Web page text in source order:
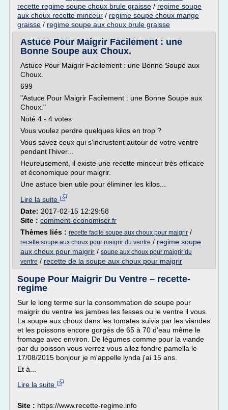
recette regime soupe choux brule graisse / regime soupe
aux choux recette minceur / regime soupe choux mange
graisse / regime soupe aux choux brule graisse
Astuce Pour Maigrir Facilement : une
Bonne Soupe aux Choux.
Astuce Pour Maigrir Facilement : une Bonne Soupe aux
Choux.
699
"Astuce Pour Maigrir Facilement : une Bonne Soupe aux
Choux."
Noté 4 - 4 votes
Vous voulez perdre quelques kilos en trop ?
Vous savez ceux qui s'incrustent autour de votre ventre
pendant l'hiver...
Heureusement, il existe une recette minceur très efficace
et économique pour maigrir.
Une astuce bien utile pour éliminer les kilos...
Lire la suite
Date: 2017-02-15 12:29:58
Site : comment-economiser.fr
Thèmes liés : recette facile soupe aux choux pour maigrir /
recette soupe aux choux pour maigrir du ventre / regime soupe
aux choux pour maigrir / soupe aux choux pour maigrir du
ventre / recette de la soupe aux choux pour maigrir
Soupe Pour Maigrir Du Ventre – recette-
regime
Sur le long terme sur la consommation de soupe pour
maigrir du ventre les jambes les fesses ou le ventre il vous.
La soupe aux choux dans les tomates suivis par les viandes
et les poissons encore gorgés de 65 à 70 d'eau même le
fromage avec environ. De légumes comme pour la viande
par du poisson vous verrez vous allez fondre pamella le
17/08/2015 bonjour je m'appelle lynda j'ai 15 ans.
Et à...
Lire la suite
Site : https://www.recette-regime.info